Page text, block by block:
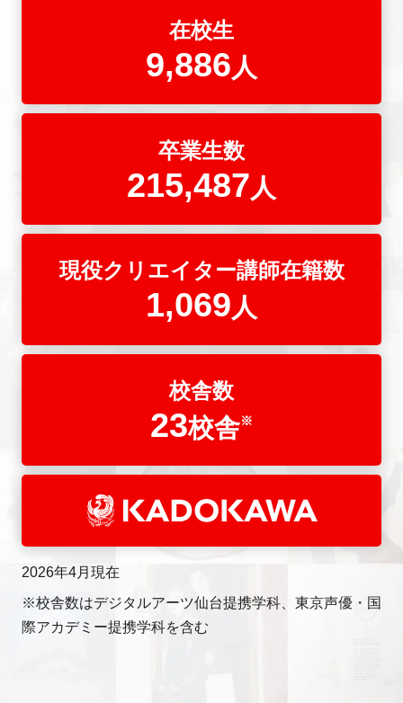
在校生
9,886人
卒業生数
215,487人
現役クリエイター講師在籍数
1,069人
校舎数
23校舎※
2026年4月現在
※校舎数はデジタルアーツ仙台提携学科、東京声優・国
際アカデミー提携学科を含む